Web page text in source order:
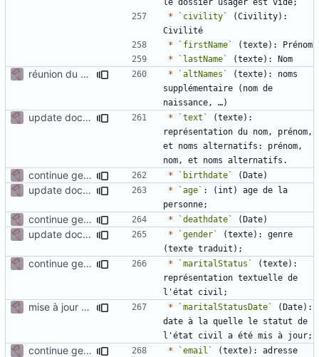
*
`civility`
(Civility):
*
`firstName`
*
`lastName`
réunion du 6/10 * `altNames`
(texte): noms
supplémentaire (nom de
update documentation for docgen * `text`
(texte):
représentation du nom, prénom,
et noms alternatifs: prénom,
continue gen doc documentation * `birthdate`
update documentation for docgen * `age` : (int) age de la
continue gen doc documentation * `deathdate`
update documentation for docgen * `gender`
(texte): genre
continue gen doc documentation * `maritalStatus`
(texte):
représentation textuelle de
mise à jour génération document * `maritalStatusDate`
(Date):
date à la quelle le statut de
continue gen doc documentation * `email`
(texte): adresse